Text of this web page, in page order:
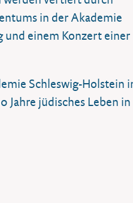
in der Akademie
und einem Konzert einer
Schleswig-Holstein
Jahre jüdisches Leben in